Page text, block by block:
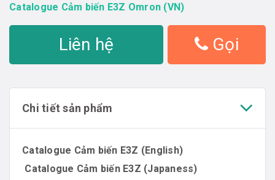
Catalogue Cảm biến E3Z Omron (VN)
Liên hệ Gọi
Chi tiết sản phẩm
Catalogue Cảm biến E3Z (English)
Catalogue Cảm biến E3Z (Japaness)